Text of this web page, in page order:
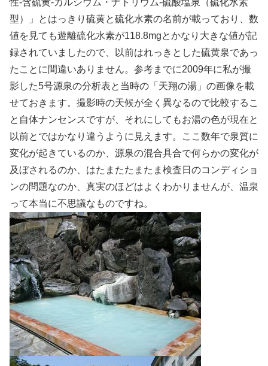
型）」とはっきり硫黄と硫化水素の名前が載っており、数
値を見ても遊離硫化水素が118.8mgとかなり大きな値が記
録されていましたので、以前はれっきとした硫黄泉であっ
たことに間違いありません。参考までに2009年に私が撮
影した5号源泉の分析表と当時の「天翔の湯」の画像を載
せておきます。撮影時の天候が全く異なるので比較するこ
と自体ナンセンスですが、それにしてもお湯の色が現在と
以前とではかなり違うように見えます。ここ数年で泉質に
変化が起きているのか、源泉の混合具合で何らかの変化が
及ぼされるのか、はたまたたまたま検査日のコンディショ
ンの問題なのか、真実のほどはよくわかりませんが、温泉
って本当に不思議なものですね。